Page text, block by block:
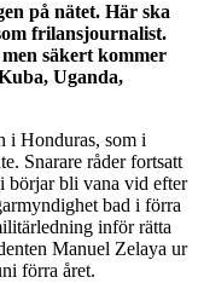
på nätet. Här ska
frilansjournalist.
säkert kommer
Uganda,
i Honduras, som i
Snarare råder fortsatt
börjar bli vana vid efter
bad i förra
inför rätta
Manuel Zelaya ur
förra året.